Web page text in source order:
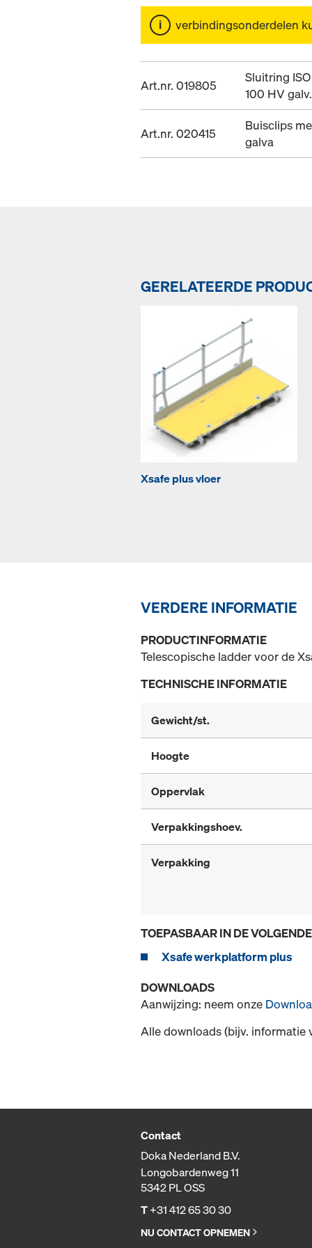
verbindingsonderdelen
Art.nr. 019805
Sluitring
100 HV galv.
Art.nr. 020415
Buisclips
galva
GERELATEERDE
Xsafe plus vloer
VERDERE INFORMATIE
PRODUCTINFORMATIE
Telescopische ladder voor de
TECHNISCHE INFORMATIE
Gewicht/st.
Hoogte
Oppervlak
Verpakkingshoev.
Verpakking
TOEPASBAAR IN DE
Xsafe werkplatform plus
DOWNLOADS
Aanwijzing: neem onze
Alle downloads (bijv.
Contact
Doka Nederland B.V.
Longobardenweg 11
5342 PL OSS
T+31 412 65 30 30
NU CONTACT OPNEMEN